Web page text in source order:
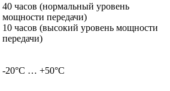
40 часов (нормальный уровень
мощности передачи)
10 часов (высокий уровень мощности
передачи)
-20°C … +50°C